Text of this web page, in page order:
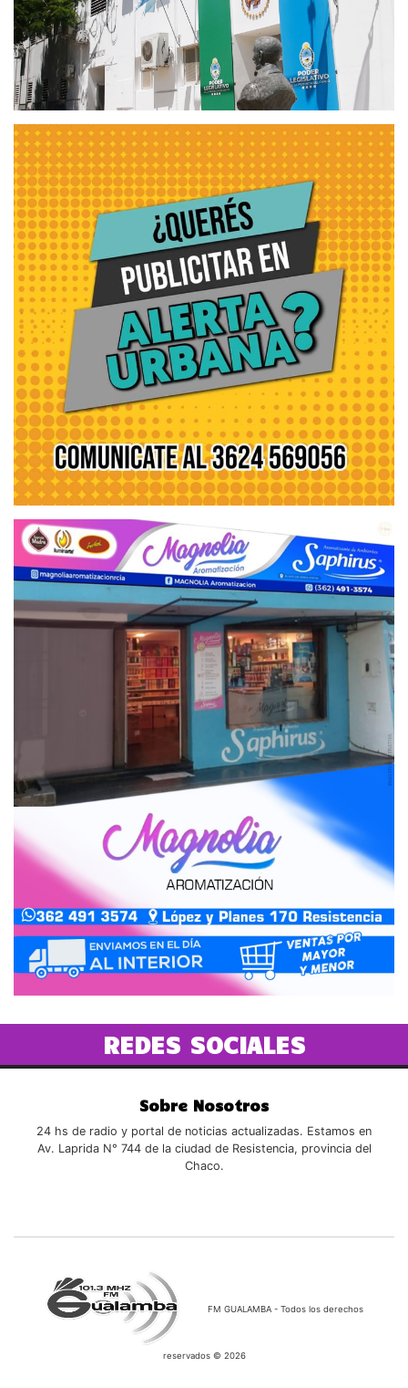
REDES SOCIALES
Sobre Nosotros
24 hs de radio y portal de noticias actualizadas. Estamos en
Av. Laprida N° 744 de la ciudad de Resistencia, provincia del
Chaco.
FM GUALAMBA - Todos los derechos
reservados © 2026